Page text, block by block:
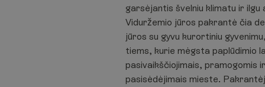
garsėjantis švelniu klimatu ir ilgu
Viduržemio jūros pakrantė čia
jūros su gyvu kurortiniu
tiems, kurie mėgsta paplūdimio
pasivaikščiojimais, pramogomis
pasisėdėjimais mieste.